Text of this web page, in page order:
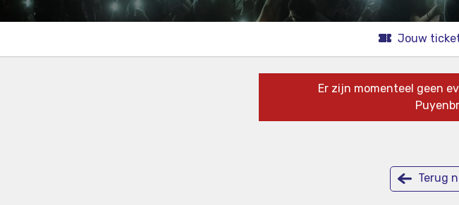
Jouw
Er zijn momenteel geen
Terug